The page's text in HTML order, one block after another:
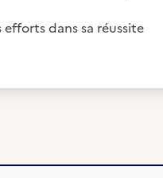
dans sa réussite